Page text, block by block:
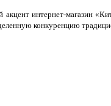
интернет-магазин
конкуренцию